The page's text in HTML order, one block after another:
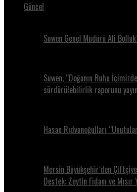
Güncel
Suwen Genel Müdürü Ali
Suwen, “Doğanın Ruhu
sürdürülebilirlik raporunu
Hasan Rıdvanoğulları
Mersin Büyükşehir’den
Destek: Zeytin Fidanı ve Mısır